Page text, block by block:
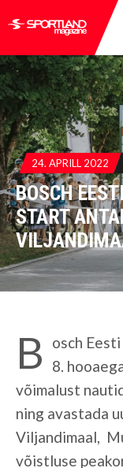
24. APRILL 2022
BOSCH
START
B
osch
8.
võimalust
ning avastada
Viljandimaal,
võistluse